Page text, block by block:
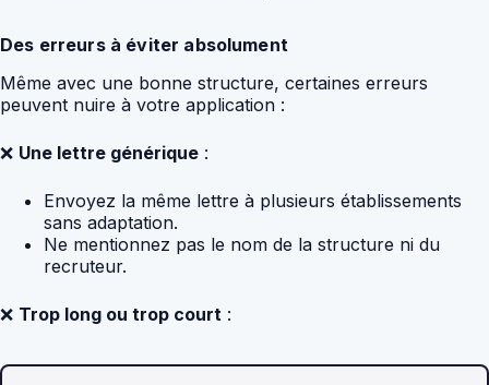
Des erreurs à éviter absolument
Même avec une bonne structure, certaines erreurs
peuvent nuire à votre application :
❌ Une lettre générique :
Envoyez la même lettre à plusieurs établissements
sans adaptation.
Ne mentionnez pas le nom de la structure ni du
recruteur.
❌ Trop long ou trop court :